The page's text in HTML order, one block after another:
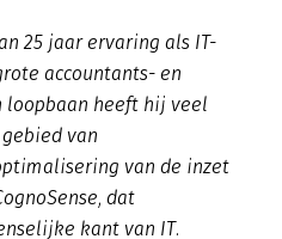
25 jaar ervaring als IT-
accountants- en
loopbaan heeft hij veel
van
van de inzet
dat
kant van IT.